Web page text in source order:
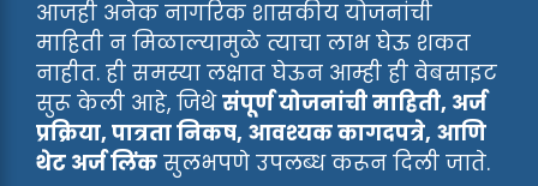
आजही अनेक नागरिक शासकीय योजनांची
माहिती न मिळाल्यामुळे त्याचा लाभ घेऊ शकत
नाहीत. ही समस्या लक्षात घेऊन आम्ही ही वेबसाइट
सुरू केली आहे, जिथेसंपूर्ण योजनांची माहिती, अर्ज
प्रक्रिया, पात्रता निकष, आवश्यक कागदपत्रे, आणि
थेट अर्ज लिंक सुलभपणे उपलब्ध करून दिली जाते.